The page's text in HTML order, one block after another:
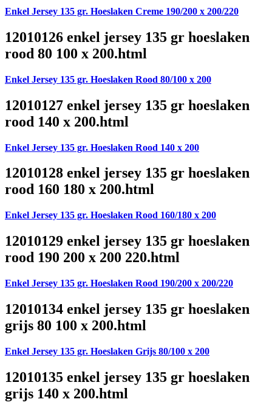
Enkel Jersey 135 gr. Hoeslaken Creme 190/200 x 200/220
12010126 enkel jersey 135 gr hoeslaken
rood 80 100 x 200.html
Enkel Jersey 135 gr. Hoeslaken Rood 80/100 x 200
12010127 enkel jersey 135 gr hoeslaken
rood 140 x 200.html
Enkel Jersey 135 gr. Hoeslaken Rood 140 x 200
12010128 enkel jersey 135 gr hoeslaken
rood 160 180 x 200.html
Enkel Jersey 135 gr. Hoeslaken Rood 160/180 x 200
12010129 enkel jersey 135 gr hoeslaken
rood 190 200 x 200 220.html
Enkel Jersey 135 gr. Hoeslaken Rood 190/200 x 200/220
12010134 enkel jersey 135 gr hoeslaken
grijs 80 100 x 200.html
Enkel Jersey 135 gr. Hoeslaken Grijs 80/100 x 200
12010135 enkel jersey 135 gr hoeslaken
grijs 140 x 200.html